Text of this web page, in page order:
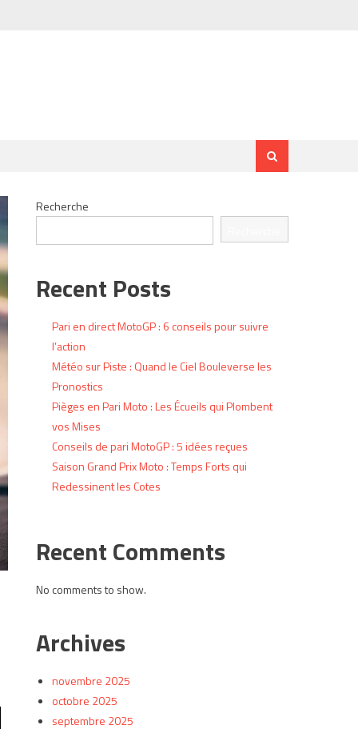
Recherche
Recent Posts
Pari en direct MotoGP : 6 conseils pour suivre
l’action
Météo sur Piste : Quand le Ciel Bouleverse les
Pronostics
Pièges en Pari Moto : Les Écueils qui Plombent
vos Mises
Conseils de pari MotoGP : 5 idées reçues
Saison Grand Prix Moto : Temps Forts qui
Redessinent les Cotes
Recent Comments
No comments to show.
Archives
novembre 2025
octobre 2025
septembre 2025